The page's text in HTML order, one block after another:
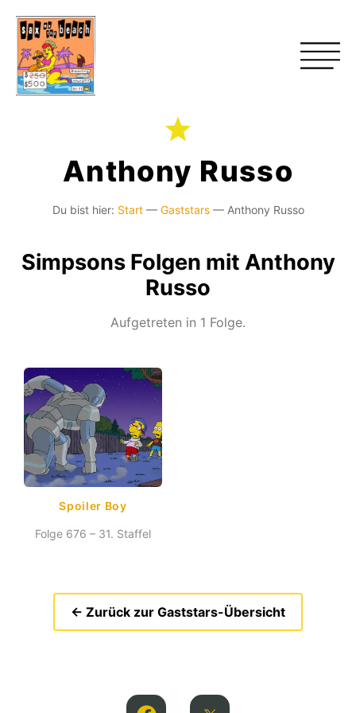
Anthony Russo
Du bist hier: Start— Gaststars— Anthony Russo
Simpsons Folgen mit Anthony
Russo
Aufgetreten in 1 Folge.
Spoiler Boy
Folge 676 – 31. Staffel
← Zurück zur Gaststars-Übersicht